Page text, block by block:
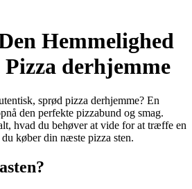
Hemmelighed
derhjemme
sprød pizza derhjemme? En
den perfekte pizzabund og smag.
hvad du behøver at vide for at træffe en
køber din næste pizza sten.